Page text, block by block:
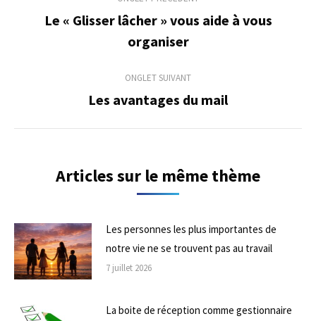
commentaire
Onglet
précédent
Le « Glisser lâcher » vous aide à vous
organiser
ONGLET SUIVANT
Onglet
Les avantages du mail
Articles sur le même thème
Les personnes les plus importantes de
notre vie ne se trouvent pas au travail
7 juillet 2026
La boite de réception comme gestionnaire